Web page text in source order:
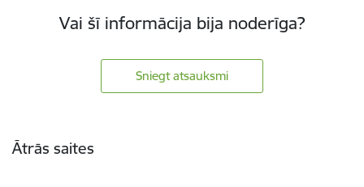
Vai šī informācija bija noderīga?
Sniegt atsauksmi
Ātrās saites